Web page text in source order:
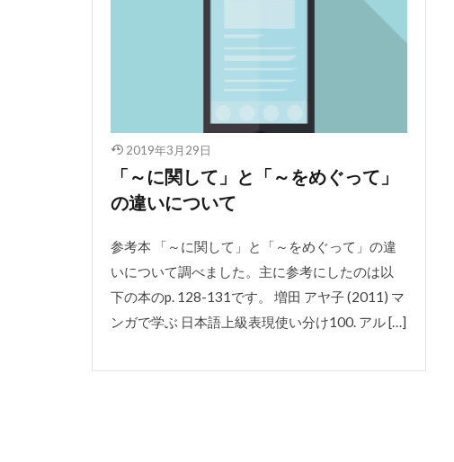
2019年3月29日
「～に関して」と「～をめぐって」
の違いについて
参考本 「～に関して」と「～をめぐって」の違
いについて調べました。主に参考にしたのは以
下の本のp. 128-131です。 増田 アヤ子 (2011) マ
ンガで学ぶ 日本語上級表現使い分け100. アル […]